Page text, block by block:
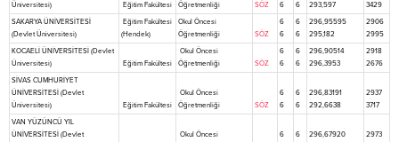
Üniversitesi)
Eğitim Fakültesi
Öğretmenliği
SÖZ
6
6
293,597
3429
SAKARYA ÜNİVERSİTESİ
(Devlet Üniversitesi)
Eğitim Fakültesi
(Hendek)
Okul Öncesi
Öğretmenliği
SÖZ
6
6
6
6
296,95595
295,182
2906
2995
KOCAELİ ÜNİVERSİTESİ (Devlet
Üniversitesi)
Eğitim Fakültesi
Okul Öncesi
Öğretmenliği
SÖZ
6
6
6
6
296,90514
296,3953
2918
2676
SİVAS CUMHURİYET
ÜNİVERSİTESİ (Devlet
Üniversitesi)
Eğitim Fakültesi
Okul Öncesi
Öğretmenliği
SÖZ
6
6
6
6
296,83191
292,6638
2937
3717
VAN YÜZÜNCÜ YIL
ÜNİVERSİTESİ (Devlet
Okul Öncesi
6
6
296,67920
2973